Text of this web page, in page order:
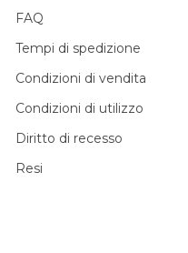
FAQ
Tempi di spedizione
Condizioni di vendita
Condizioni di utilizzo
Diritto di recesso
Resi